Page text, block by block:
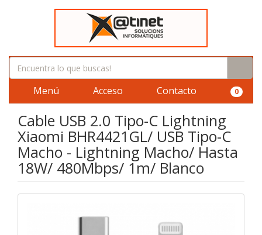
Menú Acceso Contacto 0
Cable USB 2.0 Tipo-C Lightning
Xiaomi BHR4421GL/ USB Tipo-C
Macho - Lightning Macho/ Hasta
18W/ 480Mbps/ 1m/ Blanco